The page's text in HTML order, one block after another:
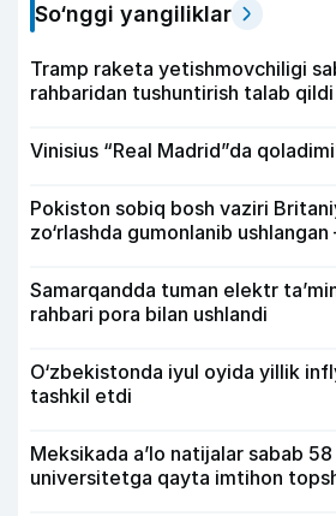
So‘nggi yangiliklar
Tramp raketa yetishmovchiligi
rahbaridan tushuntirish talab
Vinisius “Real Madrid”da
Pokiston sobiq bosh vaziri
zo‘rlashda gumonlanib
Samarqandda tuman elektr
rahbari pora bilan ushlandi
O‘zbekistonda iyul oyida yillik
tashkil etdi
Meksikada a’lo natijalar sabab
universitetga qayta imtihon